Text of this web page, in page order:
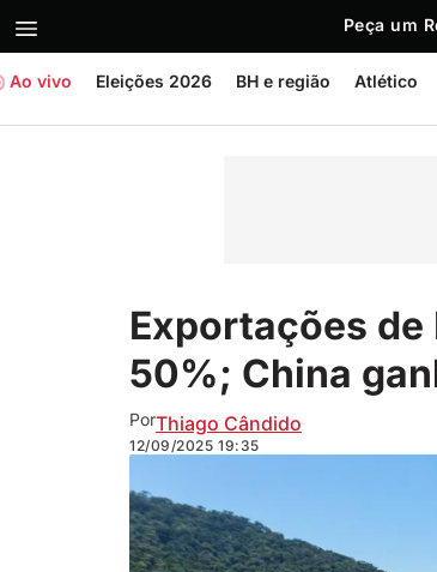
Peça um
Ao vivo Eleições 2026 BH e região Atlético
Exportações de
50%; China
PorThiago Cândido
12/09/2025 19:35